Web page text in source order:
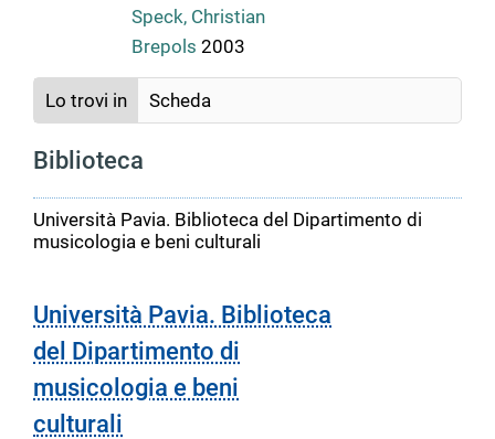
documento
Speck, Christian
Brepols 2003
Lo trovi in Scheda
Biblioteca
Università Pavia. Biblioteca del Dipartimento di
musicologia e beni culturali
Università Pavia. Biblioteca
del Dipartimento di
musicologia e beni
culturali